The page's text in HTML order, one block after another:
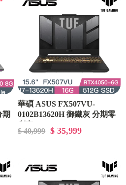
期
華碩 ASUS FX507VU-
0102B13620H 御鐵灰 分期零
$ 40,999 $ 35,999